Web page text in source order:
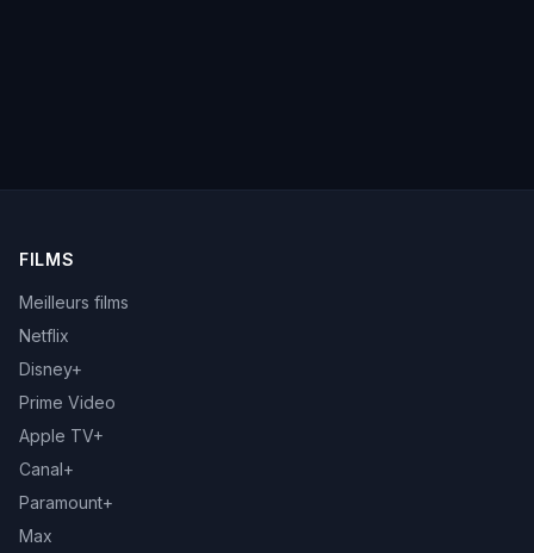
FILMS
Meilleurs films
Netflix
Disney+
Prime Video
Apple TV+
Canal+
Paramount+
Max